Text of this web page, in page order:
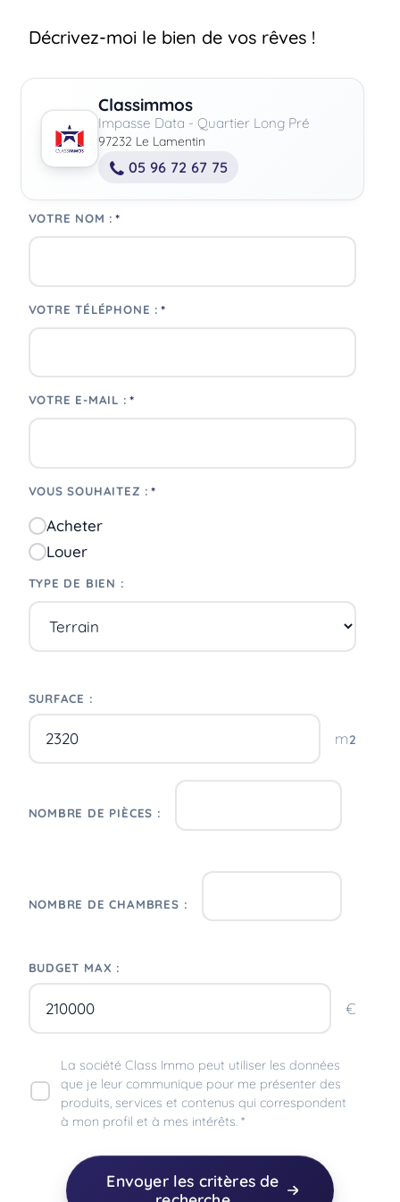
Décrivez-moi le bien de vos rêves !
Classimmos
Impasse Data - Quartier Long Pré
97232 Le Lamentin
05 96 72 67 75
VOTRE NOM : *
VOTRE TÉLÉPHONE : *
VOTRE E-MAIL : *
VOUS SOUHAITEZ : *
Acheter
Louer
TYPE DE BIEN :
SURFACE :
m2
NOMBRE DE PIÈCES :
NOMBRE DE CHAMBRES :
BUDGET MAX :
€
La société Class Immo peut utiliser les données
que je leur communique pour me présenter des
produits, services et contenus qui correspondent
à mon profil et à mes intérêts. *
Envoyer les critères de